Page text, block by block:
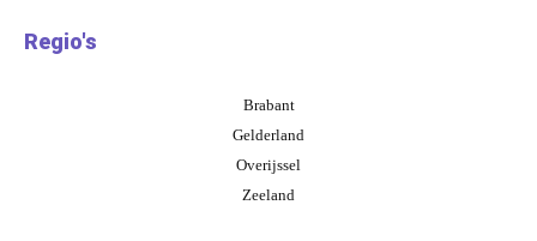
Regio's
Brabant
Gelderland
Overijssel
Zeeland